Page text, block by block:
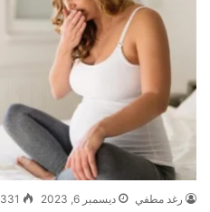
رغد مطفي ديسمبر 6, 2023 331